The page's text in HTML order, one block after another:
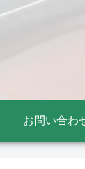
お問い合わ